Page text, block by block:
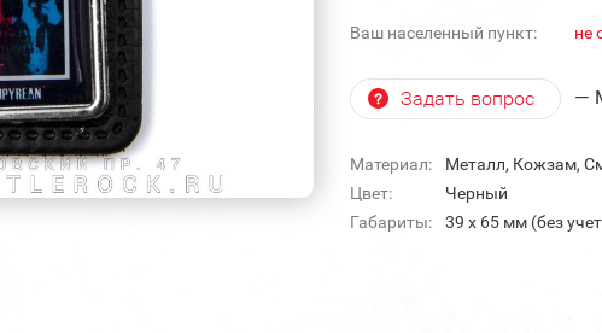
Ваш населенный пункт: не
Задать вопрос —
Материал:
Металл, Кожзам,
Цвет:
Черный
Габариты:
39 х 65 мм (без